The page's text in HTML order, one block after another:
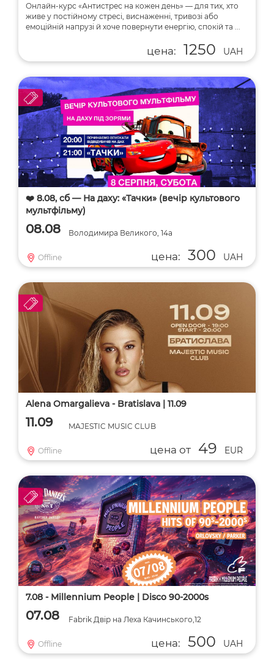
Онлайн-курс «Антистрес на кожен день» — для тих, хто
живе у постійному стресі, виснаженні, тривозі або
емоційній напрузі й хоче повернути енергію, спокій та ...
цена: 1250 UAH
❤️ 8.08, сб — На даху: «Тачки» (вечір культового
мультфільму)
08.08 Володимира Великого, 14а
Offline цена: 300 UAH
Alena Omargalieva - Bratislava | 11.09
11.09 MAJESTIC MUSIC CLUB
Offline цена от 49 EUR
7.08 - Millennium People | Disco 90-2000s
07.08 Fabrik Двір на Леха Качинського,12
Offline цена: 500 UAH